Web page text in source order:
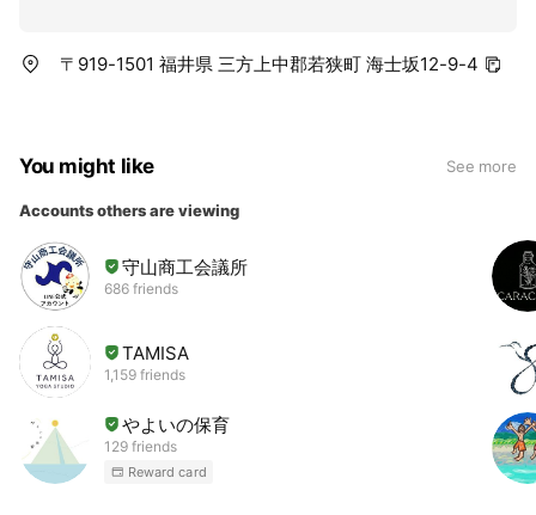
〒919-1501 福井県 三方上中郡若狭町 海士坂12-9-4
You might like See more
Accounts others are viewing
守山商工会議所
686 friends
TAMISA
1,159 friends
やよいの保育
129 friends
Reward card